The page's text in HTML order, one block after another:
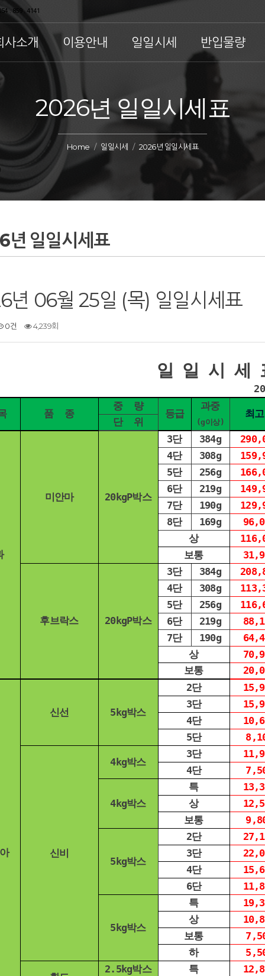
. 859 . 4141
사소개 이용안내 일일시세 반입물량
2026년 일일시세표
Home 일일시세 2026년 일일시세표
년 일일시세표
년 06월 25일 (목) 일일시세표
0건 4,239회
일 일 시 세
품 종
중 량
등급
과중
최
단 위 (g이상)
미안마 20kgP박스
3단 384g
4단
308g
5단
256g
6단
219g
7단
190g
8단
169g
상
보통
후브락스 20kgP박스
3단 384g
4단
308g
5단
256g
6단
219g
7단
190g
상
보통
신선 5kg박스
2단
3단
4단
5단
신비
4kg박스
3단
4단
4kg박스
특
상
보통
5kg박스
2단
3단
4단
6단
5kg박스
특
상
보통
하
2.5kg박스 특